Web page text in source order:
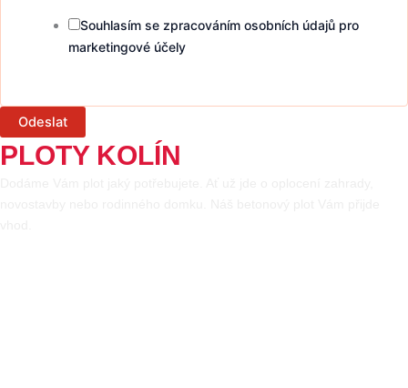
Souhlasím se zpracováním osobních údajů pro
marketingové účely
Odeslat
PLOTY KOLÍN